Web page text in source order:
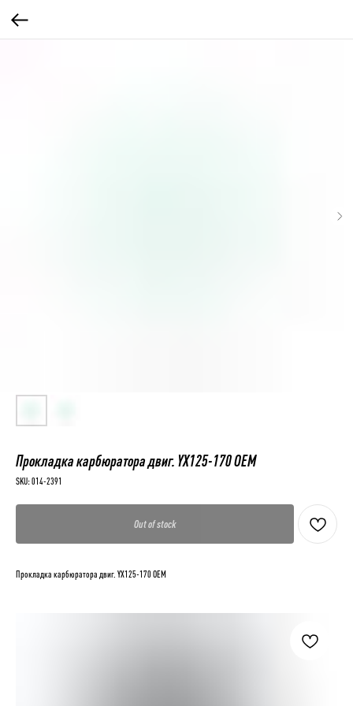
Прокладка карбюратора двиг. YX125-170 OEM
SKU:014-2391
Out of stock
Прокладка карбюратора двиг. YX125-170 OEM